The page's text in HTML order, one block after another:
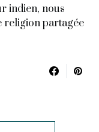
indien, nous
religion partagée